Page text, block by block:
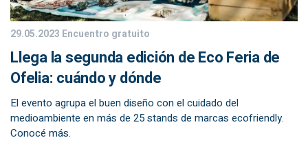
29.05.2023 Encuentro gratuito
Llega la segunda edición de Eco Feria de
Ofelia: cuándo y dónde
El evento agrupa el buen diseño con el cuidado del
medioambiente en más de 25 stands de marcas ecofriendly.
Conocé más.